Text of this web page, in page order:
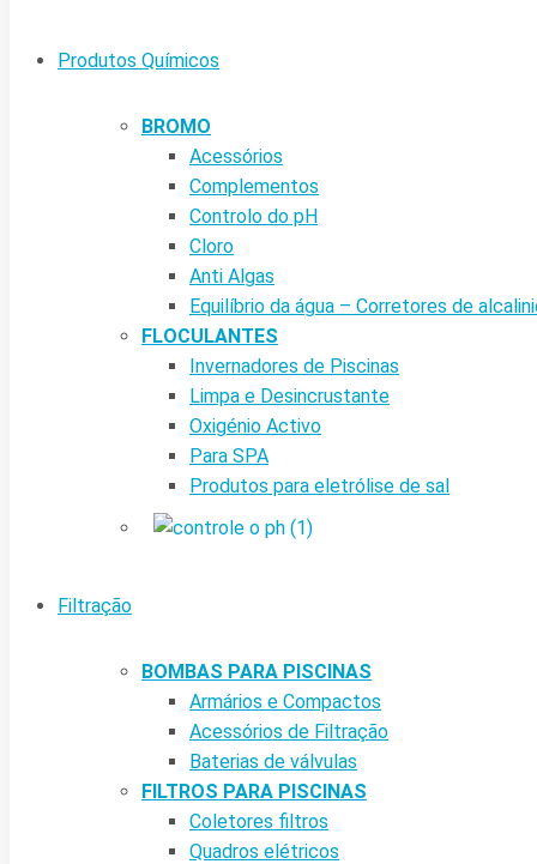
Produtos Químicos
BROMO
Acessórios
Complementos
Controlo do pH
Cloro
Anti Algas
Equilíbrio da água – Corretores de
FLOCULANTES
Invernadores de Piscinas
Limpa e Desincrustante
Oxigénio Activo
Para SPA
Produtos para eletrólise de sal
Filtração
BOMBAS PARA PISCINAS
Armários e Compactos
Acessórios de Filtração
Baterias de válvulas
FILTROS PARA PISCINAS
Coletores filtros
Quadros elétricos